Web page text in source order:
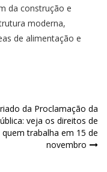
da construção e
moderna,
de alimentação e
da Proclamação da
veja os direitos de
quem trabalha em 15 de
novembro